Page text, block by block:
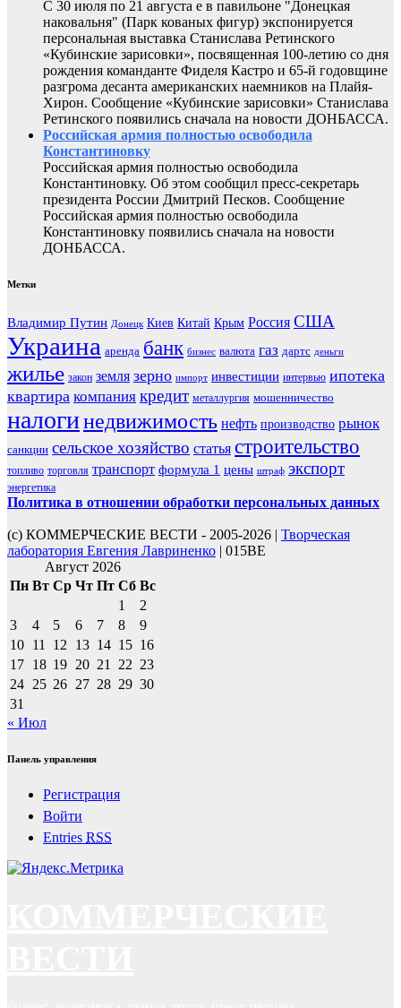
С 30 июля по 21 августа е в павильоне "Донецкая
наковальня" (Парк кованых фигур) экспонируется
персональная выставка Станислава Ретинского
«Кубинские зарисовки», посвященная 100-летию со дня
рождения команданте Фиделя Кастро и 65-й годовщине
разгрома десанта американских наемников на Плайя-
Хирон. Сообщение «Кубинские зарисовки» Станислава
Ретинского появились сначала на новости ДОНБАССА.
Российская армия полностью освободила
Константиновку
Российская армия полностью освободила
Константиновку. Об этом сообщил пресс-секретарь
президента России Дмитрий Песков. Сообщение
Российская армия полностью освободила
Константиновку появились сначала на новости
ДОНБАССА.
Метки
Владимир Путин Донецк Киев Китай Крым Россия США
Украина аренда банк бизнес валюта газ дартс деньги
жилье закон земля зерно импорт инвестиции интервью ипотека
квартира компания кредит металлургия мошенничество
налогинедвижимость нефть производство рынок
санкции сельское хозяйство статья строительство
топливо торговля транспорт формула 1 цены штраф экспорт
энергетика
Политика в отношении обработки персональных данных
(с) КОММЕРЧЕСКИЕ ВЕСТИ - 2005-2026 | Творческая
лаборатория Евгения Лавриненко | 015BE
Август 2026
Пн Вт Ср Чт Пт Сб Вс
1
2
3
4 5 6 7 8
9
10 11 12 13 14 15 16
17 18 19 20 21 22 23
24 25 26 27 28 29 30
31
« Июл
Панель управления
Регистрация
Войти
Entries RSS